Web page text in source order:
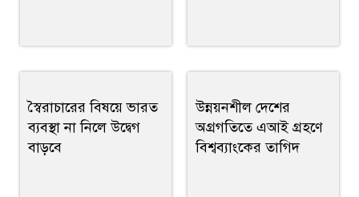
স্বৈরাচারের বিষয়ে ভারত
ব্যবস্থা না নিলে উদ্বেগ
বাড়বে
উন্নয়নশীল দেশের
অগ্রগতিতে এআই গ্রহণে
বিশ্বব্যাংকের তাগিদ